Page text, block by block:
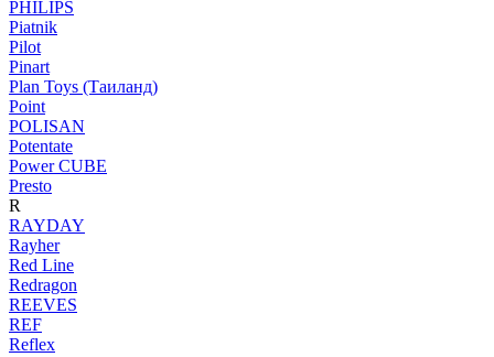
PHILIPS
Piatnik
Pilot
Pinart
Plan Toys (Таиланд)
Point
POLISAN
Potentate
Power CUBE
Presto
R
RAYDAY
Rayher
Red Line
Redragon
REEVES
REF
Reflex